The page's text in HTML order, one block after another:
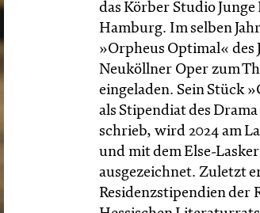
das Körber Studio Junge
Hamburg. Im selben
»Orpheus Optimal« des
Neuköllner Oper zum
eingeladen. Sein Stück
als Stipendiat des
schrieb, wird 2024 am
und mit dem Else-
ausgezeichnet. Zuletzt
Residenzstipendien der